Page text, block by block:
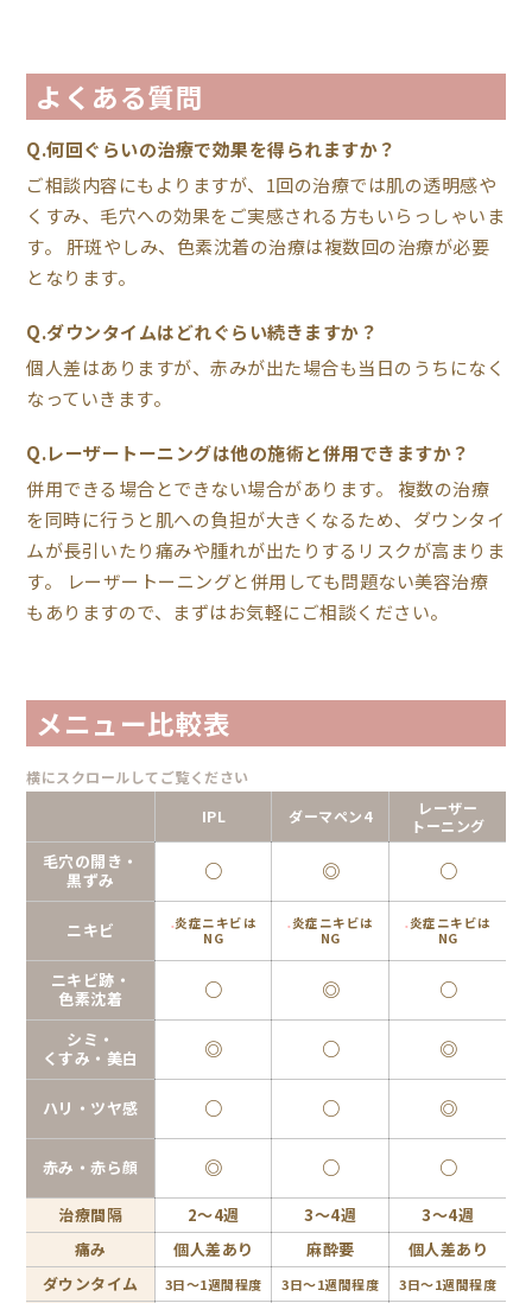
よくある質問
Q.何回ぐらいの治療で効果を得られますか？
ご相談内容にもよりますが、1回の治療では肌の透明感や
くすみ、毛穴への効果をご実感される方もいらっしゃいま
す。 肝斑やしみ、色素沈着の治療は複数回の治療が必要
となります。
Q.ダウンタイムはどれぐらい続きますか？
個人差はありますが、赤みが出た場合も当日のうちになく
なっていきます。
Q.レーザートーニングは他の施術と併用できますか？
併用できる場合とできない場合があります。 複数の治療
を同時に行うと肌への負担が大きくなるため、ダウンタイ
ムが長引いたり痛みや腫れが出たりするリスクが高まりま
す。 レーザートーニングと併用しても問題ない美容治療
もありますので、まずはお気軽にご相談ください。
メニュー比較表
横にスクロールしてご覧ください
IPL
ダーマペン4
レーザー
トーニング
毛穴の開き・
黒ずみ
○ ◎ ○
ニキビ ※ 炎症ニキビは
NG
※ 炎症ニキビは
NG
※ 炎症ニキビは
NG
ニキビ跡・
色素沈着
○ ◎ ○
シミ・
くすみ・美白
◎ ○ ◎
ハリ・ツヤ感 ○ ○ ◎
赤み・赤ら顔 ◎ ○ ○
治療間隔 2～4週 3～4週
3～4週
痛み
個人差あり 麻酔要 個人差あり
ダウンタイム
3日～1週間程度 3日～1週間程度 3日～1週間程度